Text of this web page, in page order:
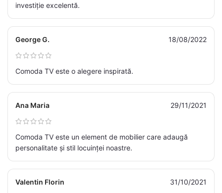
investiție excelentă.
George G. 18/08/2022
Comoda TV este o alegere inspirată.
Ana Maria 29/11/2021
Comoda TV este un element de mobilier care adaugă
personalitate și stil locuinței noastre.
Valentin Florin 31/10/2021